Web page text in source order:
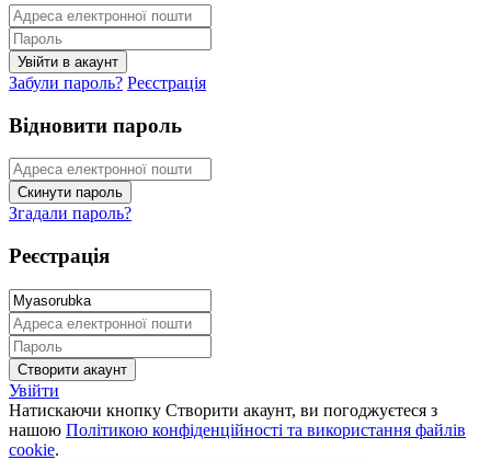
Забули пароль? Реєстрація
Відновити пароль
Згадали пароль?
Реєстрація
Увійти
Натискаючи кнопку Створити акаунт, ви погоджуєтеся з
нашою Політикою конфіденційності та використання файлів
cookie.